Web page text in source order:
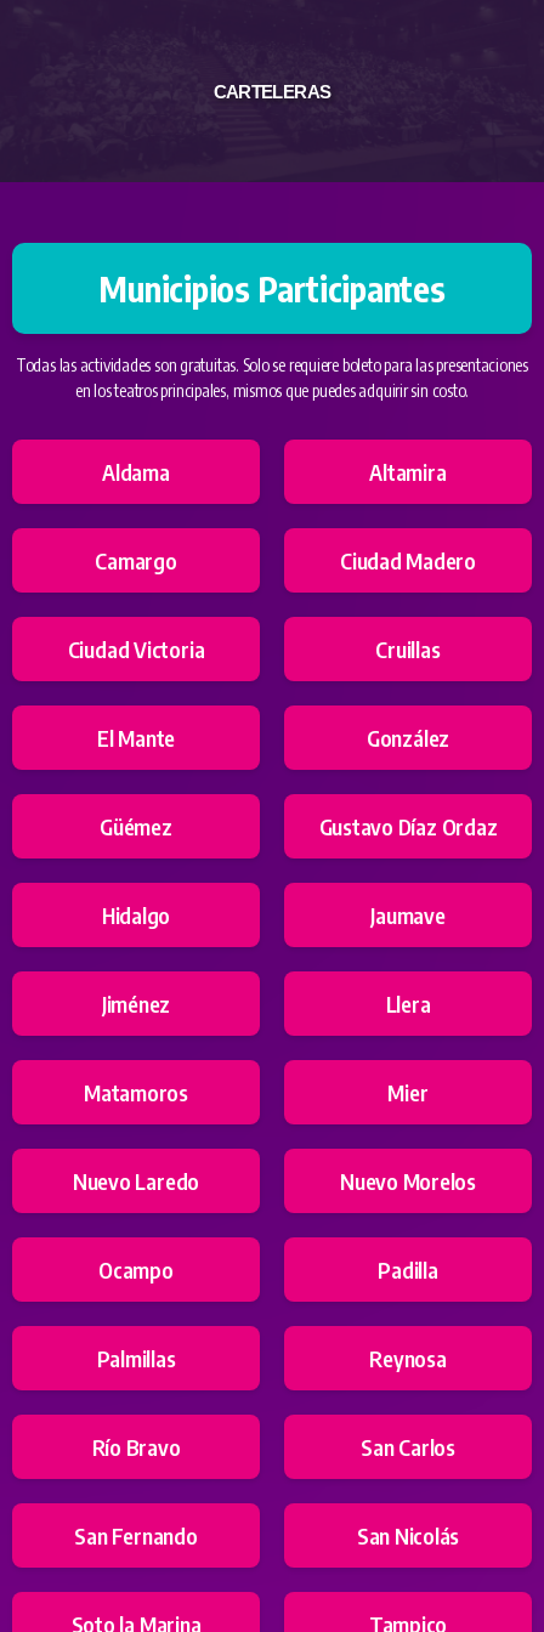
CARTELERAS
Municipios Participantes
Todas las actividades son gratuitas. Solo se requiere boleto para las presentaciones
en los teatros principales, mismos que puedes adquirir sin costo.
Aldama Altamira
Camargo Ciudad Madero
Ciudad Victoria Cruillas
El Mante González
Güémez Gustavo Díaz Ordaz
Hidalgo Jaumave
Jiménez Llera
Matamoros Mier
Nuevo Laredo Nuevo Morelos
Ocampo Padilla
Palmillas Reynosa
Río Bravo San Carlos
San Fernando San Nicolás
Soto la Marina Tampico